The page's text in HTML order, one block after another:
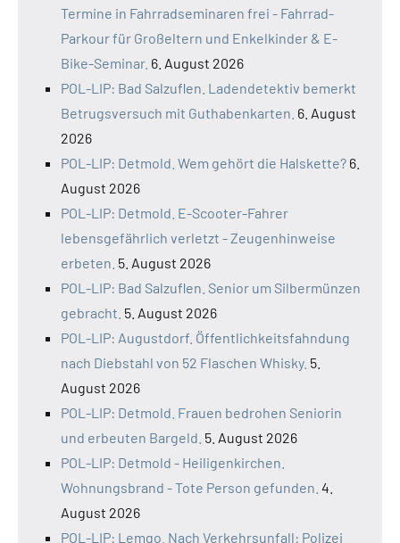
Termine in Fahrradseminaren frei - Fahrrad-
Parkour für Großeltern und Enkelkinder & E-
Bike-Seminar. 6. August 2026
POL-LIP: Bad Salzuflen. Ladendetektiv bemerkt
Betrugsversuch mit Guthabenkarten. 6. August
2026
POL-LIP: Detmold. Wem gehört die Halskette? 6.
August 2026
POL-LIP: Detmold. E-Scooter-Fahrer
lebensgefährlich verletzt - Zeugenhinweise
erbeten. 5. August 2026
POL-LIP: Bad Salzuflen. Senior um Silbermünzen
gebracht. 5. August 2026
POL-LIP: Augustdorf. Öffentlichkeitsfahndung
nach Diebstahl von 52 Flaschen Whisky. 5.
August 2026
POL-LIP: Detmold. Frauen bedrohen Seniorin
und erbeuten Bargeld. 5. August 2026
POL-LIP: Detmold - Heiligenkirchen.
Wohnungsbrand - Tote Person gefunden. 4.
August 2026
POL-LIP: Lemgo. Nach Verkehrsunfall: Polizei